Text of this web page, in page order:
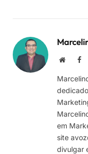
Site
em
site
divulgar